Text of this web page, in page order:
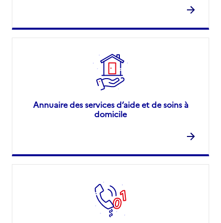
Annuaire des services d’aide et de soins à
domicile